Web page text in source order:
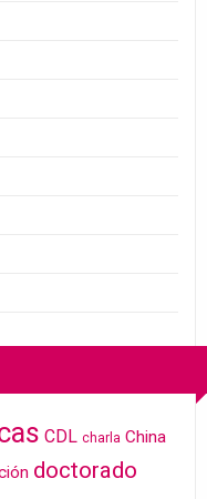
CDL charla China
doctorado